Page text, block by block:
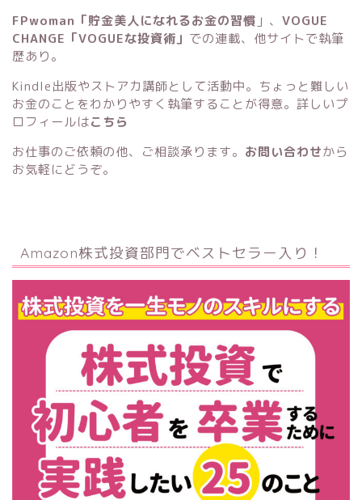
FPwoman「貯金美人になれるお金の習慣 」 、 VOGUE
CHANGE「VOGUEな投資術」 での連載、他サイトで執筆
歴あり。
Kindle出版やストアカ講師として活動中。ちょっと難しい
お金のことをわかりやすく執筆することが得意。詳しいプ
ロフィールはこちら
お仕事のご依頼の他、ご相談承ります。 お問い合わせから
お気軽にどうぞ。
Amazon株式投資部門でベストセラー入り！